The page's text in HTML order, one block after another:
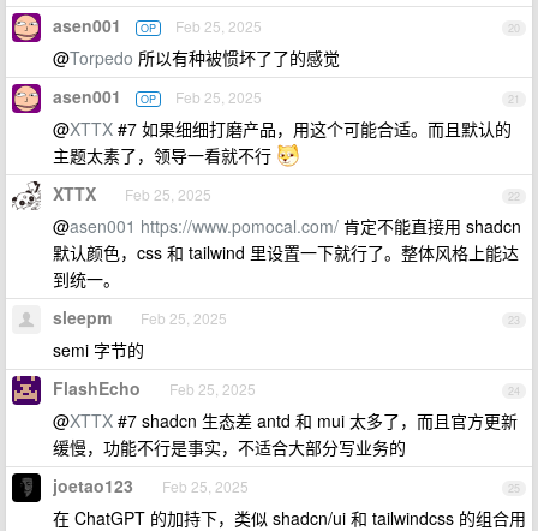
20
asen001 OP Feb 25, 2025
@Torpedo 所以有种被惯坏了了的感觉
21
asen001 OP Feb 25, 2025
@XTTX #7 如果细细打磨产品，用这个可能合适。而且默认的
主题太素了，领导一看就不行
22
XTTX Feb 25, 2025
@asen001 https://www.pomocal.com/ 肯定不能直接用 shadcn
默认颜色，css 和 tailwind 里设置一下就行了。整体风格上能达
到统一。
23
sleepm Feb 25, 2025
semi 字节的
24
FlashEcho Feb 25, 2025
@XTTX #7 shadcn 生态差 antd 和 mui 太多了，而且官方更新
缓慢，功能不行是事实，不适合大部分写业务的
25
joetao123 Feb 25, 2025
在 ChatGPT 的加持下，类似 shadcn/ui 和 tailwindcss 的组合用